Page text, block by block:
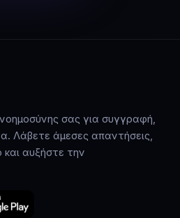
σας για συγγραφή,
Λάβετε άμεσες απαντήσεις,
και αυξήστε την